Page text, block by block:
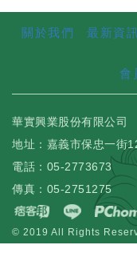
關於我們 最新資
會
華實興業股份有限公司
地址：嘉義市保忠一街
電話：05-2773673
傳真：05-2751275
© 2019 All Rights